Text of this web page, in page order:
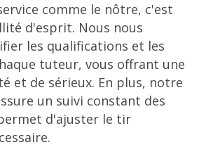
comme le nôtre, c'est
d'esprit. Nous nous
les qualifications et les
tuteur, vous offrant une
et de sérieux. En plus, notre
un suivi constant des
d'ajuster le tir